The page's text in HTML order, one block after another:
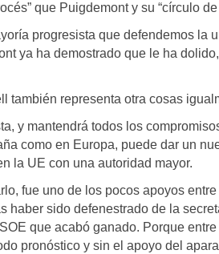
que Puigdemont y su “círculo
progresista que defendemos la
ya ha demostrado que le ha
también representa otra cosas
y mantendrá todos los
como en Europa, puede dar un
la UE con una autoridad mayor.
fue uno de los pocos apoyos
haber sido defenestrado de la
que acabó ganado. Porque
pronóstico y sin el apoyo del